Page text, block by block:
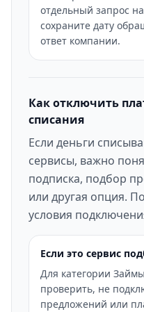
отдельный запрос
сохраните дату
ответ компании.
Как отключить
списания
Если деньги
сервисы, важно
подписка, подбор
или другая опция.
условия
Если это сервис
Для категории
проверить, не
предложений или